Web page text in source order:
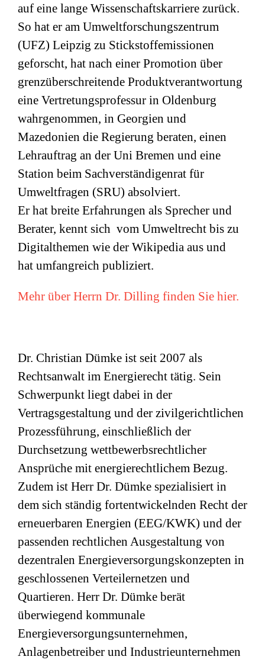
auf eine lange Wissenschaftskarriere zurück.
So hat er am Umweltforschungszentrum
(UFZ) Leipzig zu Stickstoffemissionen
geforscht, hat nach einer Promotion über
grenzüberschreitende Produktverantwortung
eine Vertretungsprofessur in Oldenburg
wahrgenommen, in Georgien und
Mazedonien die Regierung beraten, einen
Lehrauftrag an der Uni Bremen und eine
Station beim Sachverständigenrat für
Umweltfragen (SRU) absolviert.
Er hat breite Erfahrungen als Sprecher und
Berater, kennt sich vom Umweltrecht bis zu
Digitalthemen wie der Wikipedia aus und
hat umfangreich publiziert.
Mehr über Herrn Dr. Dilling finden Sie hier.
Dr. Christian Dümke ist seit 2007 als
Rechtsanwalt im Energierecht tätig. Sein
Schwerpunkt liegt dabei in der
Vertragsgestaltung und der zivilgerichtlichen
Prozessführung, einschließlich der
Durchsetzung wettbewerbsrechtlicher
Ansprüche mit energierechtlichem Bezug.
Zudem ist Herr Dr. Dümke spezialisiert in
dem sich ständig fortentwickelnden Recht der
erneuerbaren Energien (EEG/KWK) und der
passenden rechtlichen Ausgestaltung von
dezentralen Energieversorgungskonzepten in
geschlossenen Verteilernetzen und
Quartieren. Herr Dr. Dümke berät
überwiegend kommunale
Energieversorgungsunternehmen,
Anlagenbetreiber und Industrieunternehmen